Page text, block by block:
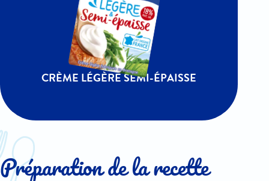
CRÈME LÉGÈRE SEMI-ÉPAISSE
Préparation de la recette